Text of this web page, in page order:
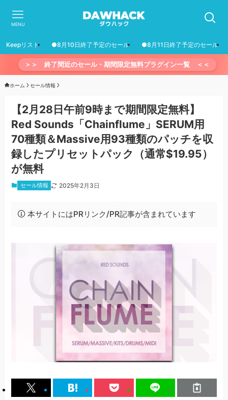
MENU
Keepリスト ●8月10日終了予定のセール ●8月11日終了予定のセール
＞＞ 終了間近のセール・期間限定無料プラグイン一覧 ＜＜
ホーム セール情報
【2月28日午前9時まで期間限定無料】
Red Sounds「Chainflume」SERUM用
70種類＆Massive用93種類のパッチを収
録したプリセットパック（通常$19.95）
が無料
セール情報 2025年2月3日
本サイトにはPRリンク/PR記事が含まれています